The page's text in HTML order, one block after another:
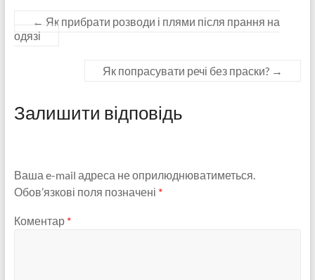
← Як прибрати розводи і плями після прання на
одязі
Як попрасувати речі без праски? →
Залишити відповідь
Ваша e-mail адреса не оприлюднюватиметься.
Обов’язкові поля позначені *
Коментар *